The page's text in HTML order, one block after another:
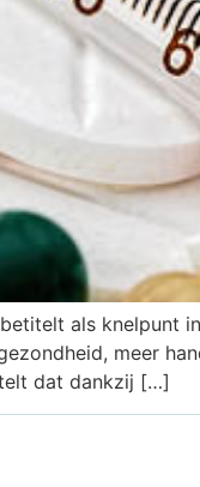
als knelpunt
meer
dat dankzij […]